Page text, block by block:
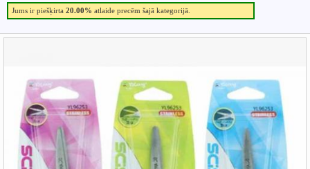
Jums ir piešķirta 20.00% atlaide precēm šajā kategorijā.